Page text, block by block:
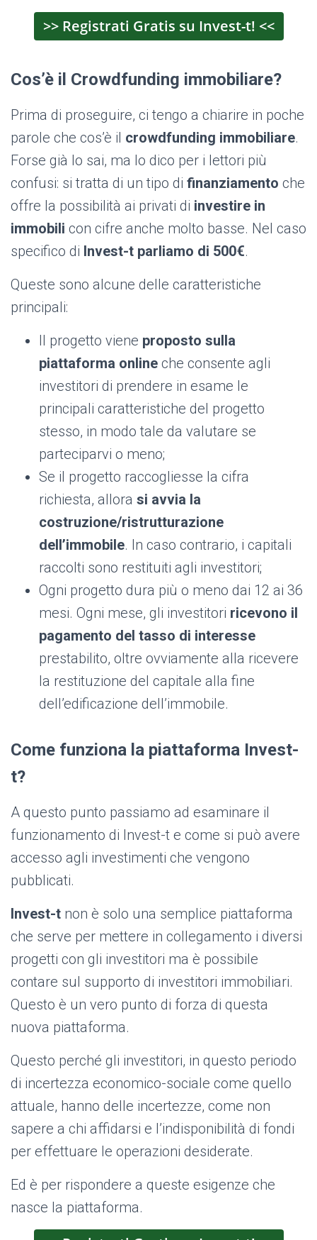
>> Registrati Gratis su Invest-t! <<
Cos’è il Crowdfunding immobiliare?
Prima di proseguire, ci tengo a chiarire in poche
parole che cos’è il crowdfunding immobiliare.
Forse già lo sai, ma lo dico per i lettori più
confusi: si tratta di un tipo di finanziamento che
offre la possibilità ai privati di investire in
immobili con cifre anche molto basse. Nel caso
specifico di Invest-t parliamo di 500€.
Queste sono alcune delle caratteristiche
principali:
Il progetto viene proposto sulla
piattaforma online che consente agli
investitori di prendere in esame le
principali caratteristiche del progetto
stesso, in modo tale da valutare se
parteciparvi o meno;
Se il progetto raccogliesse la cifra
richiesta, allora si avvia la
costruzione/ristrutturazione
dell’immobile. In caso contrario, i capitali
raccolti sono restituiti agli investitori;
Ogni progetto dura più o meno dai 12 ai 36
mesi. Ogni mese, gli investitori ricevono il
pagamento del tasso di interesse
prestabilito, oltre ovviamente alla ricevere
la restituzione del capitale alla fine
dell’edificazione dell’immobile.
Come funziona la piattaforma Invest-
t?
A questo punto passiamo ad esaminare il
funzionamento di Invest-t e come si può avere
accesso agli investimenti che vengono
pubblicati.
Invest-t non è solo una semplice piattaforma
che serve per mettere in collegamento i diversi
progetti con gli investitori ma è possibile
contare sul supporto di investitori immobiliari.
Questo è un vero punto di forza di questa
nuova piattaforma.
Questo perché gli investitori, in questo periodo
di incertezza economico-sociale come quello
attuale, hanno delle incertezze, come non
sapere a chi affidarsi e l’indisponibilità di fondi
per effettuare le operazioni desiderate.
Ed è per rispondere a queste esigenze che
nasce la piattaforma.